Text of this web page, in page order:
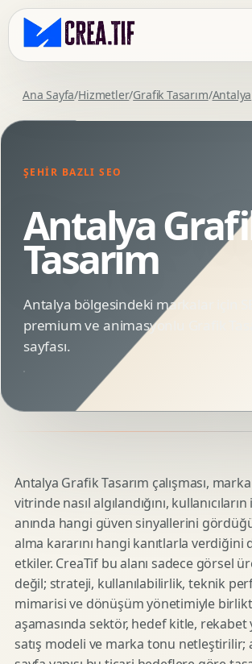
Ana Sayfa/Hizmetler/Grafik Tasarım/Antalya
ŞEHIR BAZLI SEO
Antalya
Tasarım
Antalya bölgesindeki markalar için
premium ve animasyonlu Grafik
sayfası.
Antalya Grafik Tasarım çalışması,
vitrinde nasıl algılandığını,
anında hangi güven sinyallerini
alma kararını hangi kanıtlarla verdiğini
etkiler. CreaTif bu alanı sadece görsel
değil; strateji, kullanılabilirlik, teknik
mimarisi ve dönüşüm yönetimiyle
aşamasında sektör, hedef kitle,
satış modeli ve marka tonu netleştirilir;